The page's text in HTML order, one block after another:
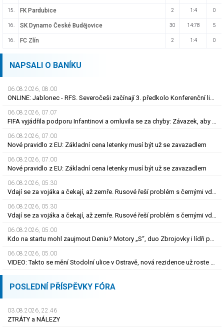
15. FK Pardubice 2 1:4 0
16. SK Dynamo České Budějovice 30 14:78 5
16. FC Zlín 2 1:4 0
NAPSALI O BANÍKU
06.08.2026, 08.00
ONLINE: Jablonec - RFS. Severočeši začínají 3. předkolo Konferenční ligy na domácím hřišti
06.08.2026, 07.07
FIFA vyjádřila podporu Infantinovi a omluvila se za chyby: Závazek, aby se již neopakovaly
06.08.2026, 07.00
Nové pravidlo z EU: Základní cena letenky musí být už se zavazadlem
06.08.2026, 07.00
Nové pravidlo z EU: Základní cena letenky musí být už se zavazadlem
06.08.2026, 05.30
Vdají se za vojáka a čekají, až zemře. Rusové řeší problém s černými vdovami
06.08.2026, 05.30
Vdají se za vojáka a čekají, až zemře. Rusové řeší problém s černými vdovami
06.08.2026, 05.00
Kdo na startu mohl zaujmout Deniu? Motory „S“, duo Zbrojovky i lídři pohárových zástupců
06.08.2026, 05.00
VIDEO: Takto se mění Stodolní ulice v Ostravě, nová rezidence už roste do výšky
POSLEDNÍ PŘÍSPĚVKY FÓRA
03.08.2026, 22.46
ZTRÁTY a NÁLEZY